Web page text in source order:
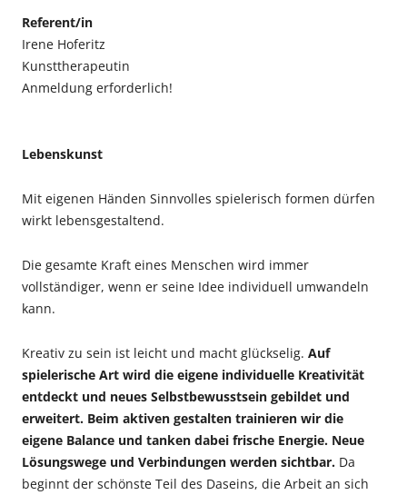
Referent/in
Irene Hoferitz
Kunsttherapeutin
Anmeldung erforderlich!
Lebenskunst
Mit eigenen Händen Sinnvolles spielerisch formen dürfen
wirkt lebensgestaltend.
Die gesamte Kraft eines Menschen wird immer
vollständiger, wenn er seine Idee individuell umwandeln
kann.
Kreativ zu sein ist leicht und macht glückselig. Auf
spielerische Art wird die eigene individuelle Kreativität
entdeckt und neues Selbstbewusstsein gebildet und
erweitert. Beim aktiven gestalten trainieren wir die
eigene Balance und tanken dabei frische Energie. Neue
Lösungswege und Verbindungen werden sichtbar. Da
beginnt der schönste Teil des Daseins, die Arbeit an sich